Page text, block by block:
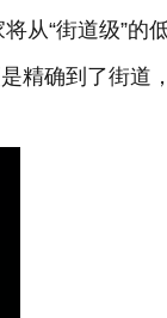
从“街道级”的
精确到了街道